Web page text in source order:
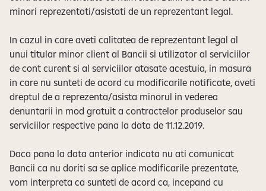
minori reprezentati/asistati de un reprezentant legal.
In cazul in care aveti calitatea de reprezentant legal al
unui titular minor client al Bancii si utilizator al serviciilor
de cont curent si al serviciilor atasate acestuia, in masura
in care nu sunteti de acord cu modificarile notificate, aveti
dreptul de a reprezenta/asista minorul in vederea
denuntarii in mod gratuit a contractelor produselor sau
serviciilor respective pana la data de 11.12.2019.
Daca pana la data anterior indicata nu ati comunicat
Bancii ca nu doriti sa se aplice modificarile prezentate,
vom interpreta ca sunteti de acord ca, incepand cu